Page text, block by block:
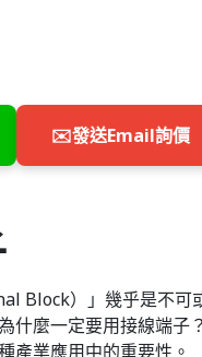
✉️發送Email詢價
Block）」幾乎是不可
麼一定要用接線端子
產業應用中的重要性。